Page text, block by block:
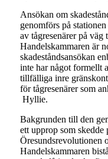
Ansökan om
genomförs på
av tågresenärer på
Handelskammaren är
skadeståndsansökan
inte har något formellt
tillfälliga inre
för tågresenärer som
Hyllie.
Bakgrunden till den
ett upprop som
Öresundsrevolutionen
Handelskammaren